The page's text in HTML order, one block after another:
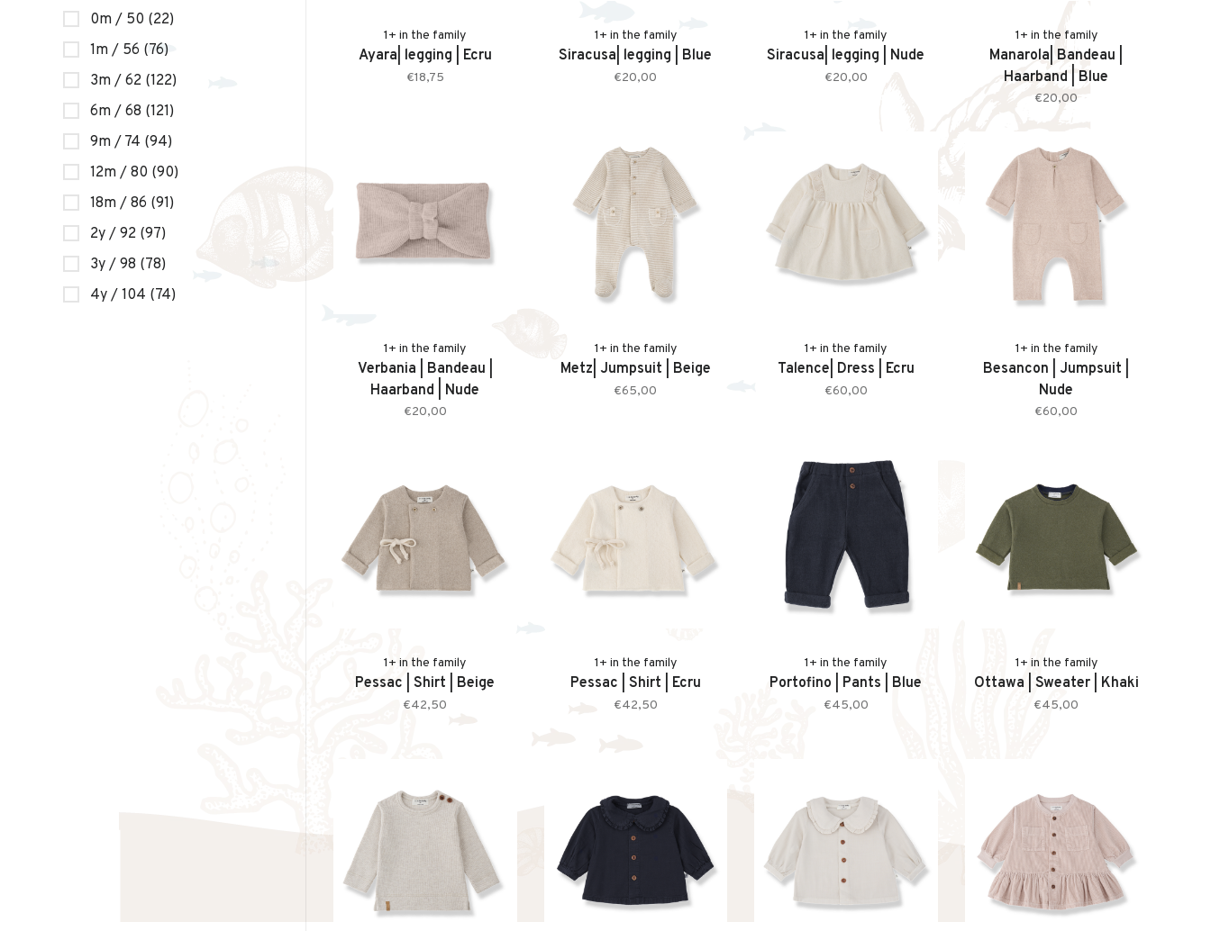
0m / 50 (22)
1m / 56 (76)
3m / 62 (122)
6m / 68 (121)
9m / 74 (94)
12m / 80 (90)
18m / 86 (91)
2y / 92 (97)
3y / 98 (78)
4y / 104 (74)
1+ in the family
Ayara| legging | Ecru
€18,75
1+ in the family
Siracusa| legging | Blue
€20,00
1+ in the family
Siracusa| legging | Nude
€20,00
1+ in the family
Manarola| Bandeau |
Haarband | Blue
€20,00
1+ in the family
Verbania | Bandeau |
Haarband | Nude
€20,00
1+ in the family
Metz| Jumpsuit | Beige
€65,00
1+ in the family
Talence| Dress | Ecru
€60,00
1+ in the family
Besancon | Jumpsuit |
Nude
€60,00
1+ in the family
Pessac | Shirt | Beige
€42,50
1+ in the family
Pessac | Shirt | Ecru
€42,50
1+ in the family
Portofino | Pants | Blue
€45,00
1+ in the family
Ottawa | Sweater | Khaki
€45,00